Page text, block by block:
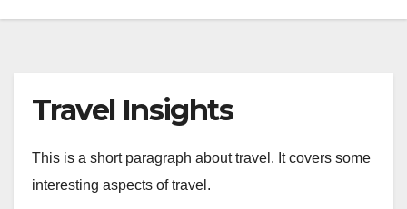
Travel Insights
This is a short paragraph about travel. It covers some
interesting aspects of travel.